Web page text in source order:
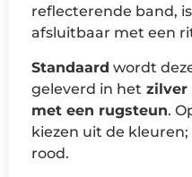
reflecterende band,
afsluitbaar met een
Standaard wordt
geleverd in het zilver
met een rugsteun.
kiezen uit de kleuren;
rood.